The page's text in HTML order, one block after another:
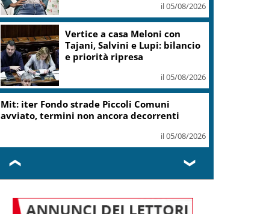
il 05/08/2026
Vertice a casa Meloni con
Tajani, Salvini e Lupi: bilancio
e priorità ripresa
il 05/08/2026
Mit: iter Fondo strade Piccoli Comuni
avviato, termini non ancora decorrenti
il 05/08/2026
❮ ❯